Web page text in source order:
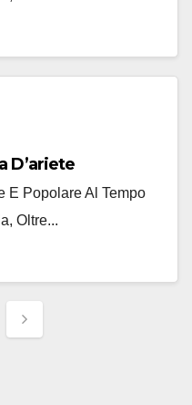
D’ariete
E Popolare Al Tempo
Oltre...